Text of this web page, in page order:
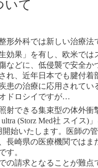
いて
形外科では新しい治療法
効果」を有し、欧米では
などに、低侵襲で安全か
れ、 近年日本でも腱付着
患の治療に応用されてい
ドロシイですが…
射できる集束型の体外衝
(Storz Med社 スイス)」
開始いたします。医師の
長崎県の医療機関ではま
す。
の請求となることが難点